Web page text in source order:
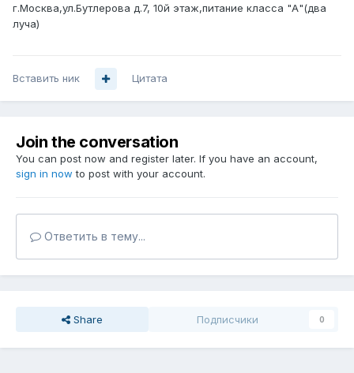
г.Москва,ул.Бутлерова д.7, 10й этаж,питание класса "А"(два
луча)
Вставить ник Цитата
Join the conversation
You can post now and register later. If you have an account,
sign in now to post with your account.
Ответить в тему...
Share Подписчики 0